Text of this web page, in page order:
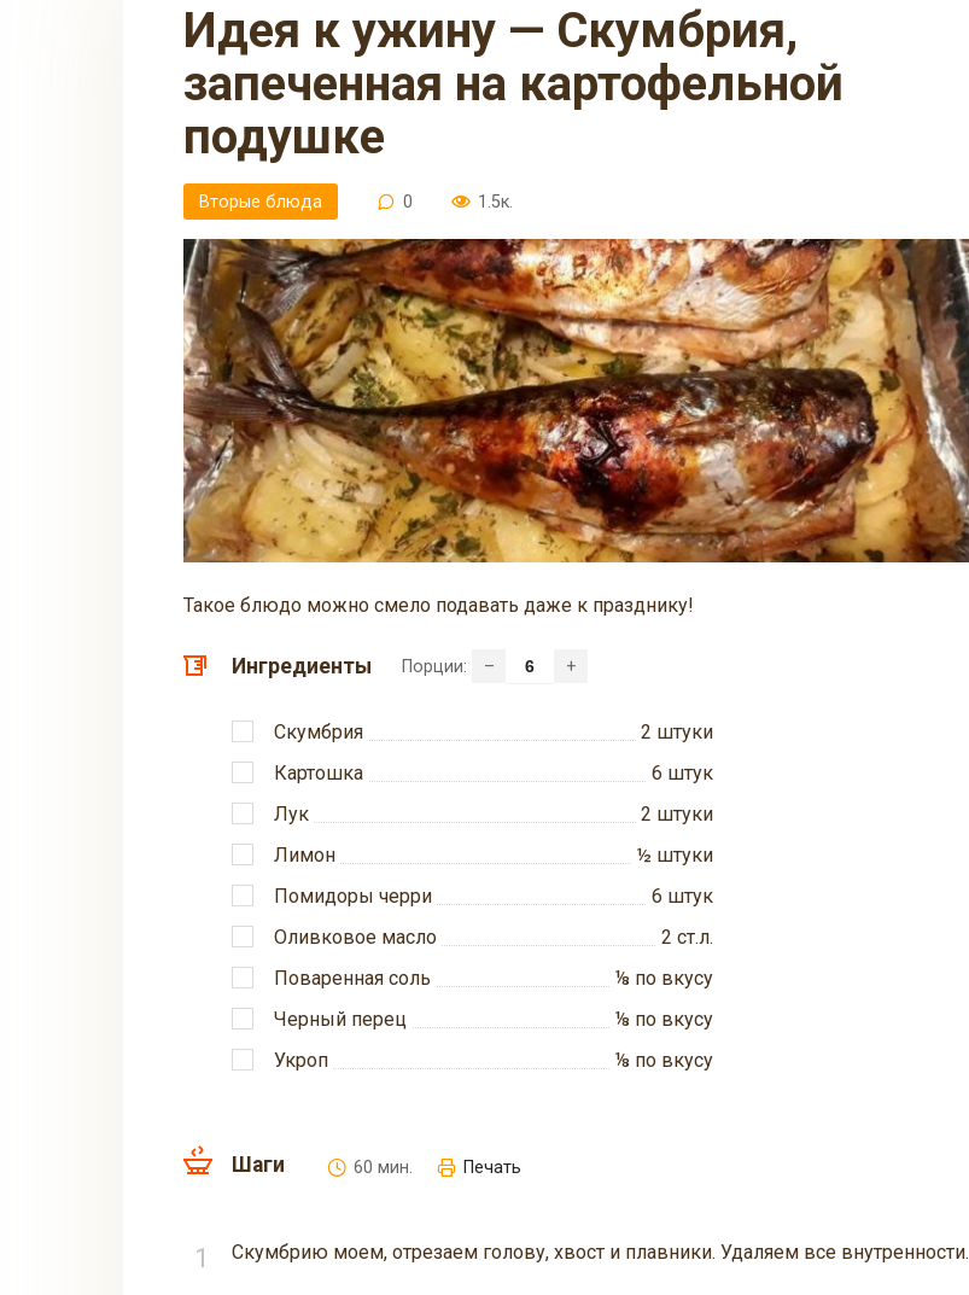
Идея к ужину — Скумбрия,
запеченная на картофельной
подушке
Вторые блюда 0 1.5к.
Такое блюдо можно смело подавать даже к празднику!
Ингредиенты Порции: – +
Скумбрия 2 штуки
Картошка
6 штук
Лук
2 штуки
Лимон
½ штуки
Помидоры черри
6 штук
Оливковое масло
2 ст.л.
Поваренная соль
⅛ по вкусу
Черный перец
⅛ по вкусу
Укроп
⅛ по вкусу
Шаги 60 мин. Печать
Скумбрию моем, отрезаем голову, хвост и плавники. Удаляем все внутренности.